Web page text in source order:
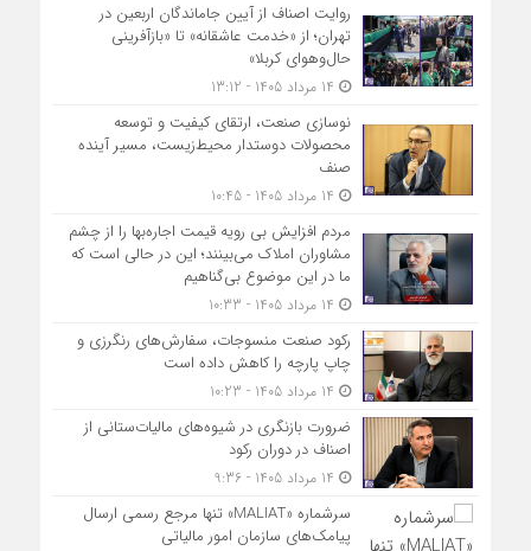
روایت اصناف از آیین جاماندگان اربعین در
تهران؛ از «خدمت عاشقانه» تا «بازآفرینی
حال‌وهوای کربلا»
نوسازی صنعت، ارتقای کیفیت و توسعه
محصولات دوستدار محیط‌زیست، مسیر آینده
صنف
مردم افزایش بی رویه قیمت اجاره‌بها را از چشم
مشاوران املاک می‌بینند؛ این در حالی است که
ما در این موضوع بی‌گناهیم
رکود صنعت منسوجات، سفارش‌های رنگرزی و
چاپ پارچه را کاهش داده است
ضرورت بازنگری در شیوه‌های مالیات‌ستانی از
اصناف در دوران رکود
سرشماره «MALIAT» تنها مرجع رسمی ارسال
پیامک‌های سازمان امور مالیاتی